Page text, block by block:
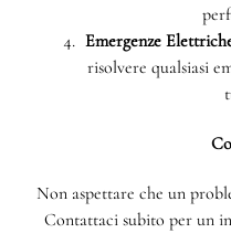
Emergenze
risolvere qualsiasi
Non aspettare che un
Contattaci subito per un